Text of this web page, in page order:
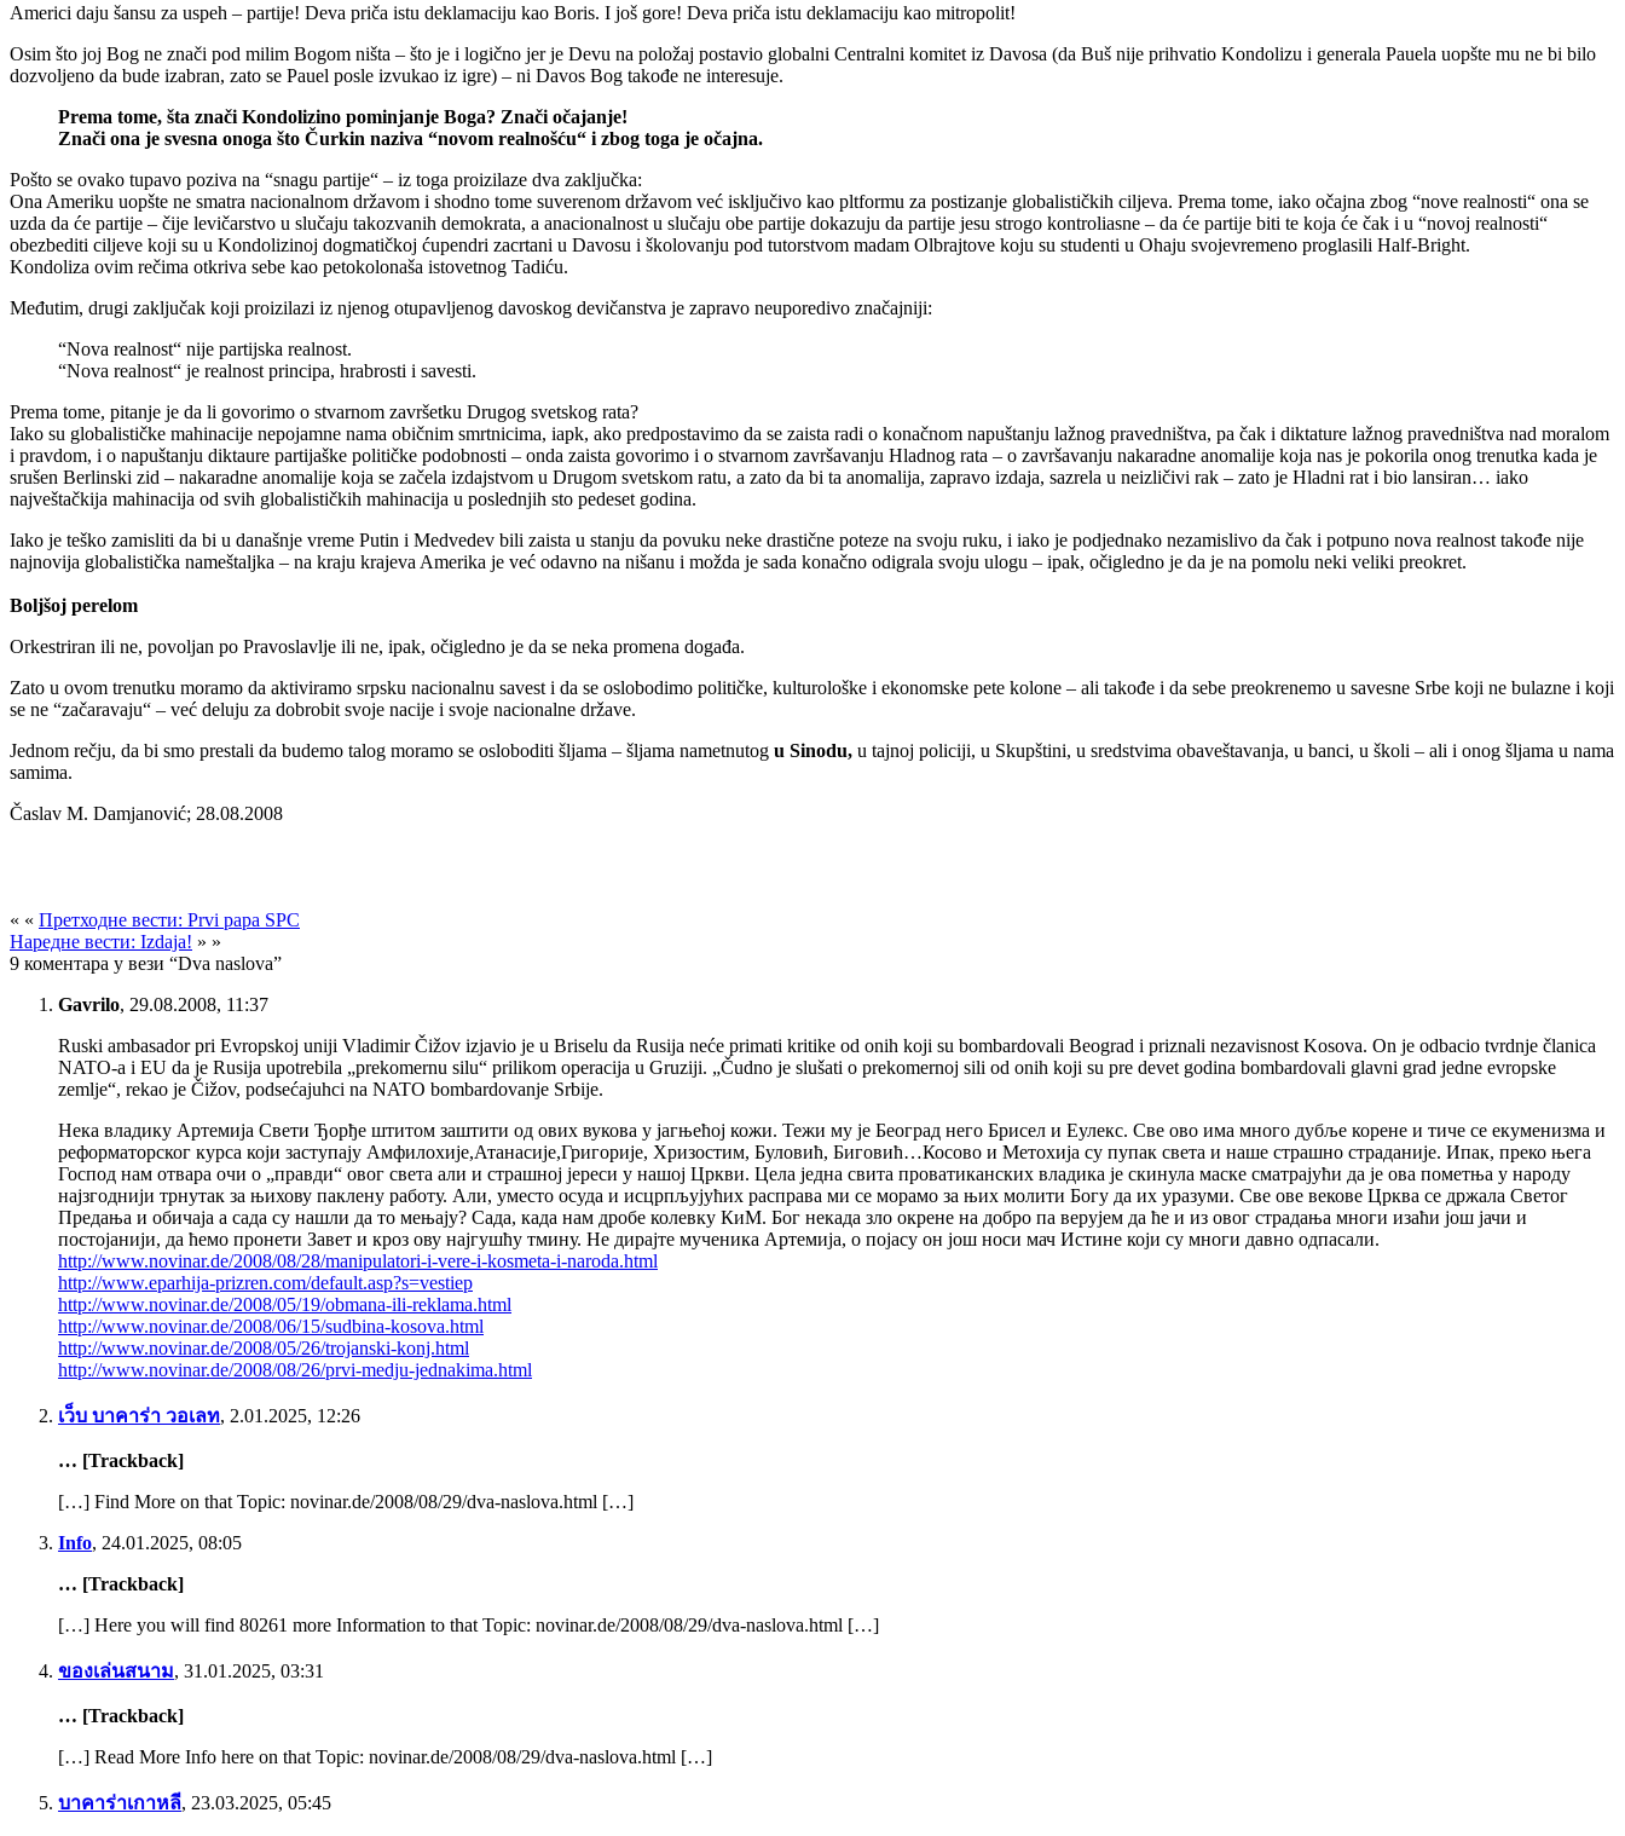
Americi daju šansu za uspeh – partije! Deva priča istu deklamaciju kao Boris. I još gore! Deva priča istu deklamaciju kao mitropolit!
Osim što joj Bog ne znači pod milim Bogom ništa – što je i logično jer je Devu na položaj postavio globalni Centralni komitet iz Davosa (da Buš nije prihvatio Kondolizu i generala Pauela uopšte mu ne bi bilo
dozvoljeno da bude izabran, zato se Pauel posle izvukao iz igre) – ni Davos Bog takođe ne interesuje.
Prema tome, šta znači Kondolizino pominjanje Boga? Znači očajanje!
Znači ona je svesna onoga što Čurkin naziva “novom realnošću“ i zbog toga je očajna.
Pošto se ovako tupavo poziva na “snagu partije“ – iz toga proizilaze dva zaključka:
Ona Ameriku uopšte ne smatra nacionalnom državom i shodno tome suverenom državom već isključivo kao pltformu za postizanje globalističkih ciljeva. Prema tome, iako očajna zbog “nove realnosti“ ona se
uzda da će partije – čije levičarstvo u slučaju takozvanih demokrata, a anacionalnost u slučaju obe partije dokazuju da partije jesu strogo kontroliasne – da će partije biti te koja će čak i u “novoj realnosti“
obezbediti ciljeve koji su u Kondolizinoj dogmatičkoj ćupendri zacrtani u Davosu i školovanju pod tutorstvom madam Olbrajtove koju su studenti u Ohaju svojevremeno proglasili Half-Bright.
Kondoliza ovim rečima otkriva sebe kao petokolonaša istovetnog Tadiću.
Međutim, drugi zaključak koji proizilazi iz njenog otupavljenog davoskog devičanstva je zapravo neuporedivo značajniji:
“Nova realnost“ nije partijska realnost.
“Nova realnost“ je realnost principa, hrabrosti i savesti.
Prema tome, pitanje je da li govorimo o stvarnom završetku Drugog svetskog rata?
Iako su globalističke mahinacije nepojamne nama običnim smrtnicima, iapk, ako predpostavimo da se zaista radi o konačnom napuštanju lažnog pravedništva, pa čak i diktature lažnog pravedništva nad moralom
i pravdom, i o napuštanju diktaure partijaške političke podobnosti – onda zaista govorimo i o stvarnom završavanju Hladnog rata – o završavanju nakaradne anomalije koja nas je pokorila onog trenutka kada je
srušen Berlinski zid – nakaradne anomalije koja se začela izdajstvom u Drugom svetskom ratu, a zato da bi ta anomalija, zapravo izdaja, sazrela u neizličivi rak – zato je Hladni rat i bio lansiran… iako
najveštačkija mahinacija od svih globalističkih mahinacija u poslednjih sto pedeset godina.
Iako je teško zamisliti da bi u današnje vreme Putin i Medvedev bili zaista u stanju da povuku neke drastične poteze na svoju ruku, i iako je podjednako nezamislivo da čak i potpuno nova realnost takođe nije
najnovija globalistička nameštaljka – na kraju krajeva Amerika je već odavno na nišanu i možda je sada konačno odigrala svoju ulogu – ipak, očigledno je da je na pomolu neki veliki preokret.
Boljšoj perelom
Orkestriran ili ne, povoljan po Pravoslavlje ili ne, ipak, očigledno je da se neka promena događa.
Zato u ovom trenutku moramo da aktiviramo srpsku nacionalnu savest i da se oslobodimo političke, kulturološke i ekonomske pete kolone – ali takođe i da sebe preokrenemo u savesne Srbe koji ne bulazne i koji
se ne “začaravaju“ – već deluju za dobrobit svoje nacije i svoje nacionalne države.
Jednom rečju, da bi smo prestali da budemo talog moramo se osloboditi šljama – šljama nametnutog u Sinodu, u tajnoj policiji, u Skupštini, u sredstvima obaveštavanja, u banci, u školi – ali i onog šljama u nama
samima.
Časlav M. Damjanović; 28.08.2008
« « Претходне вести: Prvi papa SPC
Наредне вести: Izdaja! » »
9 коментара у вези “Dva naslova”
Gavrilo, 29.08.2008, 11:37
Ruski ambasador pri Evropskoj uniji Vladimir Čižov izjavio je u Briselu da Rusija neće primati kritike od onih koji su bombardovali Beograd i priznali nezavisnost Kosova. On je odbacio tvrdnje članica
NATO-a i EU da je Rusija upotrebila „prekomernu silu“ prilikom operacija u Gruziji. „Čudno je slušati o prekomernoj sili od onih koji su pre devet godina bombardovali glavni grad jedne evropske
zemlje“, rekao je Čižov, podsećajuhci na NATO bombardovanje Srbije.
Нека владику Артемија Свети Ђорђе штитом заштити од ових вукова у јагњећој кожи. Тежи му је Београд него Брисел и Еулекс. Све ово има много дубље корене и тиче се екуменизма и
реформаторског курса који заступају Амфилохије,Атанасије,Григорије, Хризостим, Буловић, Биговић…Косово и Метохија су пупак света и наше страшно страданије. Ипак, преко њега
Господ нам отвара очи о „правди“ овог света али и страшној јереси у нашој Цркви. Цела једна свита проватиканских владика је скинула маске сматрајући да је ова пометња у народу
најзгоднији трнутак за њихову паклену работу. Али, уместо осуда и исцрпљујућих расправа ми се морамо за њих молити Богу да их уразуми. Све ове векове Црква се држала Светог
Предања и обичаја а сада су нашли да то мењају? Сада, када нам дробе колевку КиМ. Бог некада зло окрене на добро па верујем да ће и из овог страдања многи изаћи још јачи и
постојанији, да ћемо пронети Завет и кроз ову најгушћу тмину. Не дирајте мученика Артемија, о појасу он још носи мач Истине који су многи давно одпасали.
http://www.novinar.de/2008/08/28/manipulatori-i-vere-i-kosmeta-i-naroda.html
http://www.eparhija-prizren.com/default.asp?s=vestiep
http://www.novinar.de/2008/05/19/obmana-ili-reklama.html
http://www.novinar.de/2008/06/15/sudbina-kosova.html
http://www.novinar.de/2008/05/26/trojanski-konj.html
http://www.novinar.de/2008/08/26/prvi-medju-jednakima.html
เว็บ บาคาร่า วอเลท, 2.01.2025, 12:26
… [Trackback]
[…] Find More on that Topic: novinar.de/2008/08/29/dva-naslova.html […]
Info, 24.01.2025, 08:05
… [Trackback]
[…] Here you will find 80261 more Information to that Topic: novinar.de/2008/08/29/dva-naslova.html […]
ของเล่นสนาม, 31.01.2025, 03:31
… [Trackback]
[…] Read More Info here on that Topic: novinar.de/2008/08/29/dva-naslova.html […]
บาคาร่าเกาหลี, 23.03.2025, 05:45